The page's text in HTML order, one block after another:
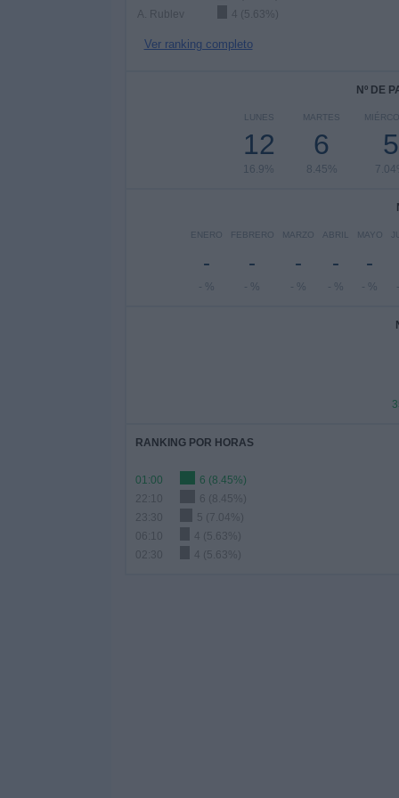
A. Rublev
4 (5.63%)
Ver ranking completo
Nº DE
LUNES
12
16.9%
MARTES
6
8.45%
5
ENERO
-
- %
FEBRERO
-
- %
MARZO
-
- %
ABRIL
-
- %
MAYO
-
- %
RANKING POR HORAS
01:00
6 (8.45%)
22:10
6 (8.45%)
23:30
5 (7.04%)
06:10
4 (5.63%)
02:30
4 (5.63%)